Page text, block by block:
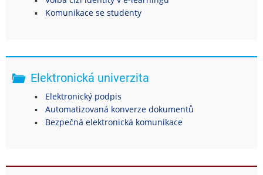
Komunikace se studenty
Elektronická univerzita
Elektronický podpis
Automatizovaná konverze dokumentů
Bezpečná elektronická komunikace